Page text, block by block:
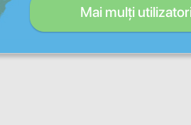
Mai mulți